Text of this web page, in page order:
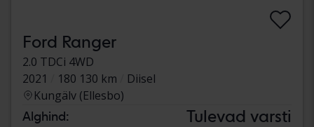
Ford Ranger
2.0 TDCi 4WD
2021
180 130 km
Diisel
Kungälv (Ellesbo)
Alghind: Tulevad varsti